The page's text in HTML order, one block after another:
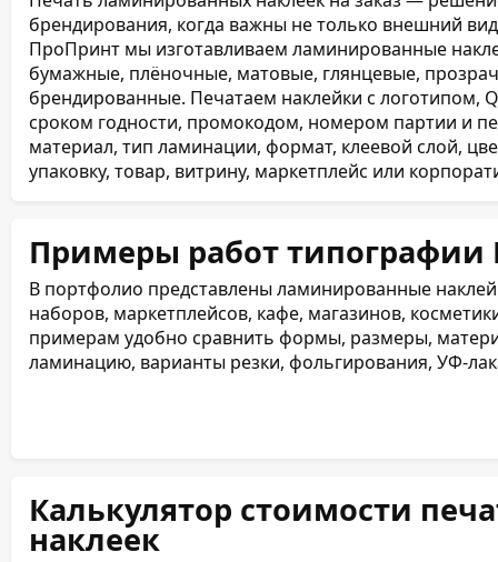
брендирования, когда важны не только внешний
ПроПринт мы изготавливаем ламинированные
бумажные, плёночные, матовые, глянцевые,
брендированные. Печатаем наклейки с логотипом,
сроком годности, промокодом, номером партии и
материал, тип ламинации, формат, клеевой слой,
упаковку, товар, витрину, маркетплейс или
Примеры работ типографии
В портфолио представлены ламинированные
наборов, маркетплейсов, кафе, магазинов,
примерам удобно сравнить формы, размеры,
ламинацию, варианты резки, фольгирования, УФ-
Калькулятор стоимости
наклеек